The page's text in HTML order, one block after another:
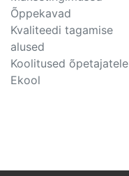
Õppekavad
Kvaliteedi tagamise
alused
Koolitused õpetajatele
Ekool